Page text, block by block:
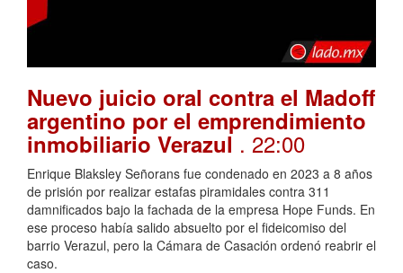
Nuevo juicio oral contra el Madoff
argentino por el emprendimiento
inmobiliario Verazul . 22:00
Enrique Blaksley Señorans fue condenado en 2023 a 8 años
de prisión por realizar estafas piramidales contra 311
damnificados bajo la fachada de la empresa Hope Funds. En
ese proceso había salido absuelto por el fideicomiso del
barrio Verazul, pero la Cámara de Casación ordenó reabrir el
caso.